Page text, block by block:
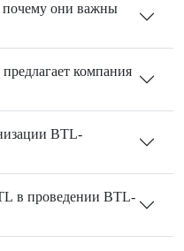
почему они важны
компания
BTL-
в проведении BTL-